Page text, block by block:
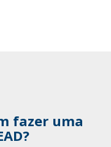
fazer uma